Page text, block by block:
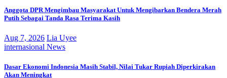
Anggota DPR Mengimbau Masyarakat Untuk Mengibarkan Bendera Merah
Putih Sebagai Tanda Rasa Terima Kasih
Aug 7, 2026 Lia Uyee
internasional News
Dasar Ekonomi Indonesia Masih Stabil, Nilai Tukar Rupiah Diperkirakan
Akan Meningkat